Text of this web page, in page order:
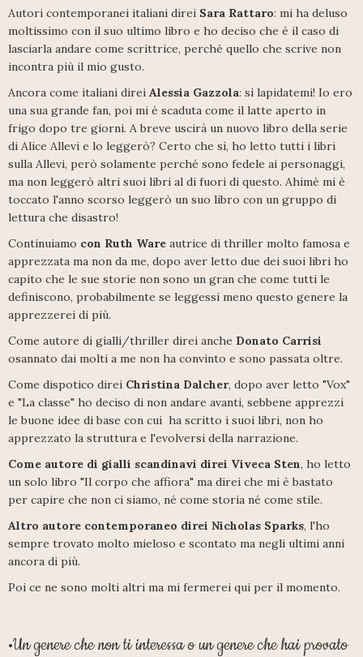
Autori contemporanei italiani direi Sara Rattaro: mi ha deluso
moltissimo con il suo ultimo libro e ho deciso che è il caso di
lasciarla andare come scrittrice, perché quello che scrive non
incontra più il mio gusto.
Ancora come italiani direi Alessia Gazzola: sì lapidatemi! Io ero
una sua grande fan, poi mi è scaduta come il latte aperto in
frigo dopo tre giorni. A breve uscirà un nuovo libro della serie
di Alice Allevi e lo leggerò? Certo che sì, ho letto tutti i libri
sulla Allevi, però solamente perché sono fedele ai personaggi,
ma non leggerò altri suoi libri al di fuori di questo. Ahimè mi è
toccato l'anno scorso leggerò un suo libro con un gruppo di
lettura che disastro!
Continuiamo con Ruth Ware autrice di thriller molto famosa e
apprezzata ma non da me, dopo aver letto due dei suoi libri ho
capito che le sue storie non sono un gran che come tutti le
definiscono, probabilmente se leggessi meno questo genere la
apprezzerei di più.
Come autore di gialli/thriller direi anche Donato Carrisi
osannato dai molti a me non ha convinto e sono passata oltre.
Come dispotico direi Christina Dalcher, dopo aver letto "Vox"
e "La classe" ho deciso di non andare avanti, sebbene apprezzi
le buone idee di base con cui ha scritto i suoi libri, non ho
apprezzato la struttura e l'evolversi della narrazione.
Come autore di gialli scandinavi direi Viveca Sten, ho letto
un solo libro "Il corpo che affiora" ma direi che mi è bastato
per capire che non ci siamo, né come storia né come stile.
Altro autore contemporaneo direi Nicholas Sparks, l'ho
sempre trovato molto mieloso e scontato ma negli ultimi anni
ancora di più.
Poi ce ne sono molti altri ma mi fermerei qui per il momento.
•Un genere che non ti interessa o un genere che hai provato